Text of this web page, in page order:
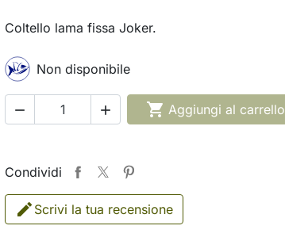
Coltello lama fissa Joker.
Non disponibile
   Aggiungi al carrello
Condividi
Scrivi la tua recensione